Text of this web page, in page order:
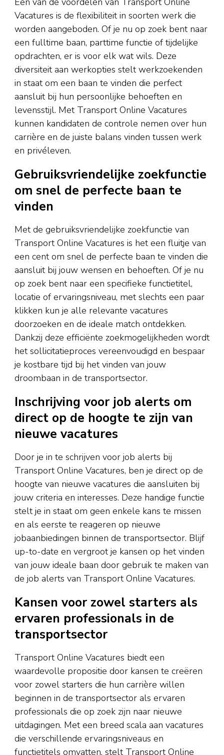
Vacatures is de flexibiliteit in soorten werk die
worden aangeboden. Of je nu op zoek bent naar
een fulltime baan, parttime functie of tijdelijke
opdrachten, er is voor elk wat wils. Deze
diversiteit aan werkopties stelt werkzoekenden
in staat om een baan te vinden die perfect
aansluit bij hun persoonlijke behoeften en
levensstijl. Met Transport Online Vacatures
kunnen kandidaten de controle nemen over hun
carrière en de juiste balans vinden tussen werk
en privéleven.
Gebruiksvriendelijke zoekfunctie
om snel de perfecte baan te
vinden
Met de gebruiksvriendelijke zoekfunctie van
Transport Online Vacatures is het een fluitje van
een cent om snel de perfecte baan te vinden die
aansluit bij jouw wensen en behoeften. Of je nu
op zoek bent naar een specifieke functietitel,
locatie of ervaringsniveau, met slechts een paar
klikken kun je alle relevante vacatures
doorzoeken en de ideale match ontdekken.
Dankzij deze efficiënte zoekmogelijkheden wordt
het sollicitatieproces vereenvoudigd en bespaar
je kostbare tijd bij het vinden van jouw
droombaan in de transportsector.
Inschrijving voor job alerts om
direct op de hoogte te zijn van
nieuwe vacatures
Door je in te schrijven voor job alerts bij
Transport Online Vacatures, ben je direct op de
hoogte van nieuwe vacatures die aansluiten bij
jouw criteria en interesses. Deze handige functie
stelt je in staat om geen enkele kans te missen
en als eerste te reageren op nieuwe
jobaanbiedingen binnen de transportsector. Blijf
up-to-date en vergroot je kansen op het vinden
van jouw ideale baan door gebruik te maken van
de job alerts van Transport Online Vacatures.
Kansen voor zowel starters als
ervaren professionals in de
transportsector
Transport Online Vacatures biedt een
waardevolle propositie door kansen te creëren
voor zowel starters die hun carrière willen
beginnen in de transportsector als ervaren
professionals die op zoek zijn naar nieuwe
uitdagingen. Met een breed scala aan vacatures
die verschillende ervaringsniveaus en
functietitels omvatten, stelt Transport Online